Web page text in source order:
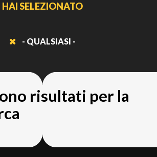
HAI SELEZIONATO
- QUALSIASI -
risultati per la